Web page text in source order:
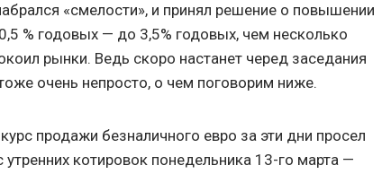
«смелости», и принял решение о повышении
% годовых — до 3,5% годовых, чем несколько
рынки. Ведь скоро настанет черед заседания
очень непросто, о чем поговорим ниже.
продажи безналичного евро за эти дни просел
утренних котировок понедельника 13-го марта —